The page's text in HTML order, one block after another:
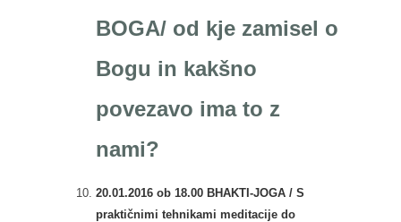
BOGA/ od kje zamisel o
Bogu in kakšno
povezavo ima to z
nami?
20.01.2016 ob 18.00 BHAKTI-JOGA / S
praktičnimi tehnikami meditacije do